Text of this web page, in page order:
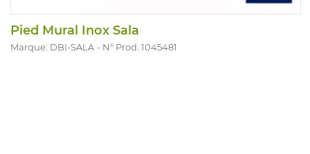
Pied Mural Inox Sala
Marque: DBI-SALA N° Prod. 1045481